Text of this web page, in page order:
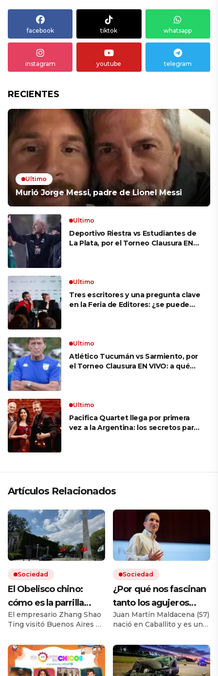
facebook tiktok whatsapp
instagram youtube telegram
RECIENTES
Ultimo
Murió Jorge Messi, padre de Lionel Messi
Ultimo
Deportivo Riestra vs Estudiantes de
La Plata, por el Torneo Clausura EN
Ultimo
Tres escritores y una pregunta clave
en la Feria de Editores: ¿se puede
Ultimo
Atlético Tucumán vs Sarmiento, por
el Torneo Clausura EN VIVO: a qué
Ultimo
Pacifica Quartet llega por primera
vez a la Argentina: los secretos para
Artículos Relacionados
Sociedad
El Obelisco chino:
cómo es la parrilla
argentina más grande
de Asia y la curiosa
historia de su dueño
El empresario Zhang Shao
Ting visitó Buenos Aires en
país. En 2004 abrió un
restaurante en Beijing que
ocupa siete hectáreas. Hay
carnes, vinos argentinos y
Sociedad
¿Por qué nos fascinan
tanto los agujeros
negros?: el genio
argentino que es un
“rockstar” tiene una
respuesta
Juan Martín Maldacena (57)
nació en Caballito y es uno
prestigiosos del mundo. En
menos de una semana
llenó dos auditorios y fue
invitado a unos de los